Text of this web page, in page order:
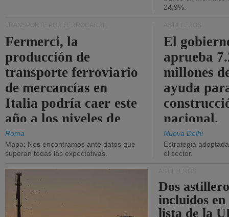
24,9%.
Fermerci, la
producción de
transporte ferroviario
de mercancías en
Italia podría caer este
año a los niveles de
2015.
Roma
Mapa: Nos encontramos ante datos que
superan todas las expectativas.
El
aprueba
millones
ayuda
nacional.
Nueva Delhi
Estrategia
el sector.
Dos
incluidos
lista de la